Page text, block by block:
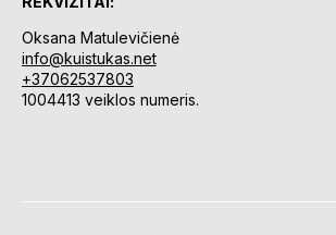
Oksana Matulevičienė
info@kuistukas.net
+37062537803
1004413 veiklos numeris.